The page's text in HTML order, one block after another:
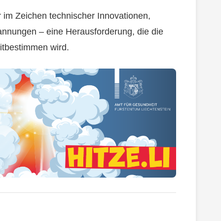
Zeichen technischer Innovationen,
– eine Herausforderung, die die
wird.